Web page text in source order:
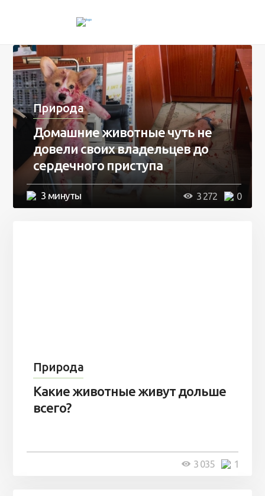
Природа
Домашние животные чуть не
довели своих владельцев до
сердечного приступа
3 минуты 0
3 272
Природа
Какие животные живут дольше
всего?
1
3 035